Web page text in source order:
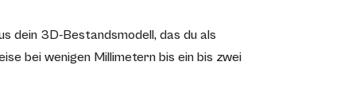
dein 3D-Bestandsmodell, das du als
bei wenigen Millimetern bis ein bis zwei